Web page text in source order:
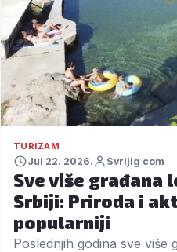
TURIZAM
Jul 22. 2026. Svrljig com
Sve više građana
Srbiji: Priroda i
popularniji
Poslednjih godina sve više